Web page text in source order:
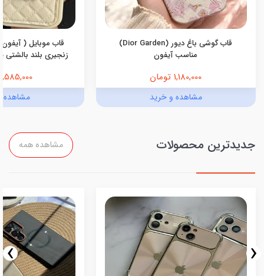
قاب گوشی باغ دیور (Dior Garden)
مناسب آیفون
1,180,000 تومان
مشاهده و خرید
قاب موبایل (
زنجیری بلند بالشتی
1,585,000 تومان
مشاهده
جدیدترین محصولات مشاهده همه
‹
›